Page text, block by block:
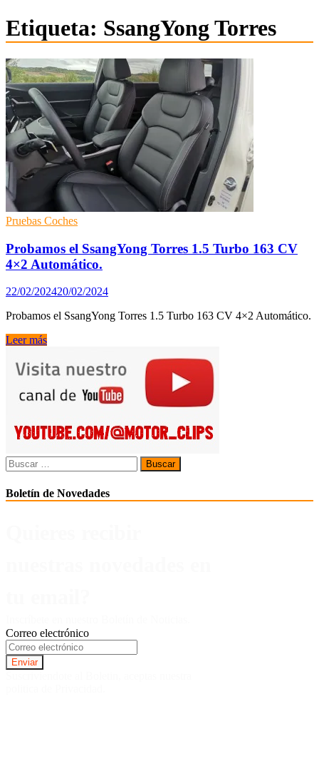
Etiqueta: SsangYong Torres
Pruebas Coches
Probamos el SsangYong Torres 1.5 Turbo 163 CV
4×2 Automático.
22/02/202420/02/2024
Probamos el SsangYong Torres 1.5 Turbo 163 CV 4×2 Automático.
Probamos
SsangYong
Torres
Turbo
CV
4×2
Automático.
Leer más
Buscar:
Boletín de Novedades
Correo electrónico